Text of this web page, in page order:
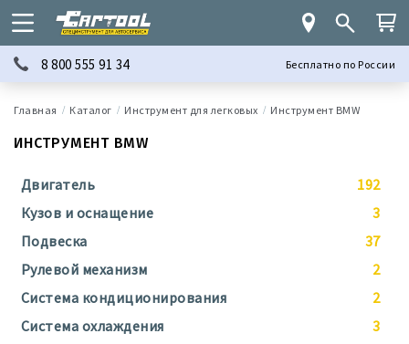
8 800 555 91 34 Бесплатно по России
Каталог Инструмент для легковых Инструмент BMW
ИНСТРУМЕНТ BMW
Двигатель
192
Кузов и оснащение
3
Подвеска
37
Рулевой механизм
2
Система кондиционирования
2
Система охлаждения
3